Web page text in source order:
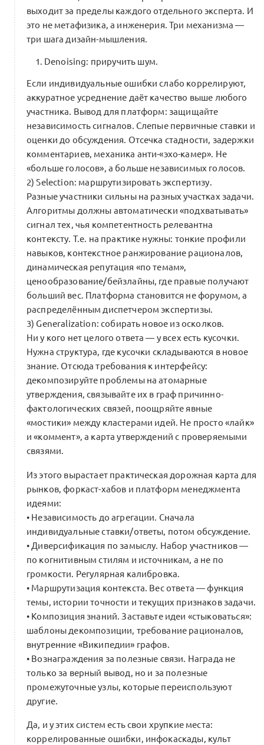
выходит за пределы каждого отдельного эксперта. И
это не метафизика, а инженерия. Три механизма —
три шага дизайн-мышления.
Denoising: приручить шум.
Если индивидуальные ошибки слабо коррелируют,
аккуратное усреднение даёт качество выше любого
участника. Вывод для платформ: защищайте
независимость сигналов. Слепые первичные ставки и
оценки до обсуждения. Отсечка стадности, задержки
комментариев, механика анти-«эхо-камер». Не
«больше голосов», а больше независимых голосов.
2) Selection: маршрутизировать экспертизу.
Разные участники сильны на разных участках задачи.
Алгоритмы должны автоматически «подхватывать»
сигнал тех, чья компетентность релевантна
контексту. Т.е. на практике нужны: тонкие профили
навыков, контекстное ранжирование рационалов,
динамическая репутация «по темам»,
ценообразование/бейзлайны, где правые получают
больший вес. Платформа становится не форумом, а
распределённым диспетчером экспертизы.
3) Generalization: собирать новое из осколков.
Ни у кого нет целого ответа — у всех есть кусочки.
Нужна структура, где кусочки складываются в новое
знание. Отсюда требования к интерфейсу:
декомпозируйте проблемы на атомарные
утверждения, связывайте их в граф причинно-
фактологических связей, поощряйте явные
«мостики» между кластерами идей. Не просто «лайк»
и «коммент», а карта утверждений с проверяемыми
связями.
Из этого вырастает практическая дорожная карта для
рынков, форкаст-хабов и платформ менеджмента
идеями:
• Независимость до агрегации. Сначала
индивидуальные ставки/ответы, потом обсуждение.
• Диверсификация по замыслу. Набор участников —
по когнитивным стилям и источникам, а не по
громкости. Регулярная калибровка.
• Маршрутизация контекста. Вес ответа — функция
темы, истории точности и текущих признаков задачи.
• Композиция знаний. Заставьте идеи «стыковаться»:
шаблоны декомпозиции, требование рационалов,
внутренние «Википедии» графов.
• Вознаграждения за полезные связи. Награда не
только за верный вывод, но и за полезные
промежуточные узлы, которые переиспользуют
другие.
Да, и у этих систем есть свои хрупкие места:
коррелированные ошибки, инфокаскады, культ